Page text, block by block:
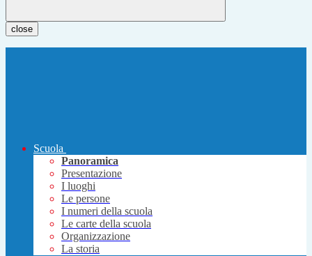
close
Scuola
Panoramica
Presentazione
I luoghi
Le persone
I numeri della scuola
Le carte della scuola
Organizzazione
La storia